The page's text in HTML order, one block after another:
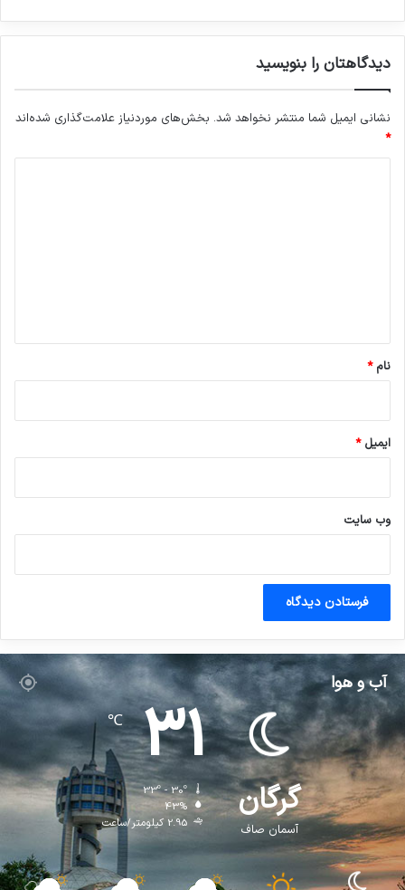
دیدگاهتان را بنویسید
نشانی ایمیل شما منتشر نخواهد شد. بخش‌های موردنیاز علامت‌گذاری شده‌اند
*
نام*
ایمیل*
وب‌ سایت
آب و هوا
گرگان
آسمان صاف
31
℃
33º - 30º
43%
2.95 کیلومتر/ساعت